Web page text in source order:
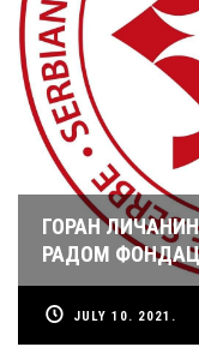
ГОРАН
РАДОМ
JULY 10. 2021.